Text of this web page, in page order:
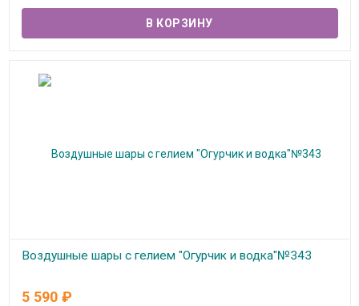
Воздушные шары с гелием "Огурчик и водка"№343
5 590 ₽